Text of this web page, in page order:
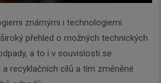
známými i technologiemi
přehled o možných technických
a to i v souvislosti se
recyklačních cílů a tím změněné